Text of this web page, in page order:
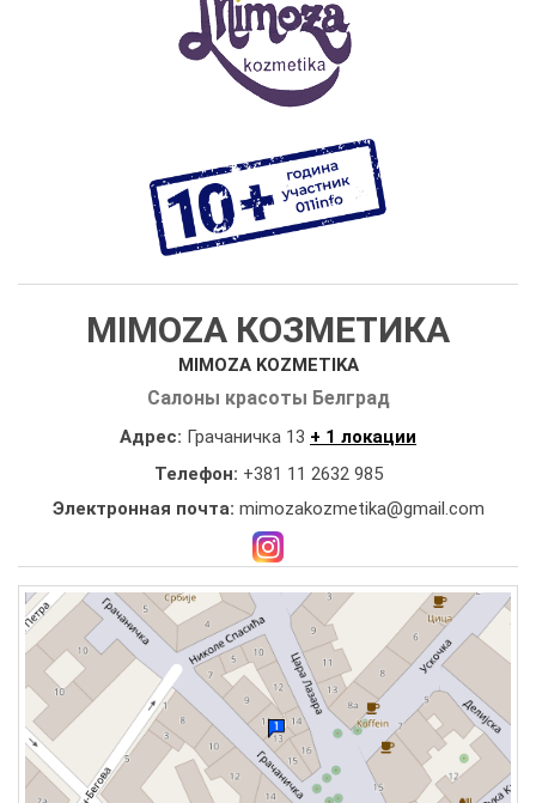
MIMOZA КОЗМЕТИКА
MIMOZA KOZMETIKA
Салоны красоты Белград
Адрес: Грачаничка 13 + 1 локации
Телефон: +381 11 2632 985
Электронная почта: mimozakozmetika@gmail.com